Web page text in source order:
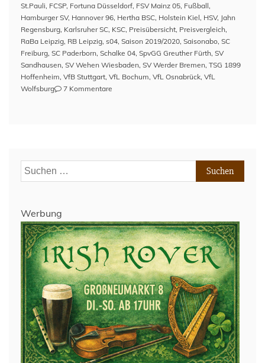
St.Pauli, FCSP, Fortuna Düsseldorf, FSV Mainz 05, Fußball,
Hamburger SV, Hannover 96, Hertha BSC, Holstein Kiel, HSV, Jahn
Regensburg, Karlsruher SC, KSC, Preisübersicht, Preisvergleich,
RaBa Leipzig, RB Leipzig, s04, Saison 2019/2020, Saisonabo, SC
Freiburg, SC Paderborn, Schalke 04, SpvGG Greuther Fürth, SV
Sandhausen, SV Wehen Wiesbaden, SV Werder Bremen, TSG 1899
Hoffenheim, VfB Stuttgart, VfL Bochum, VfL Osnabrück, VfL
Wolfsburg
7 Kommentare
2019/2020
Suchen
nach:
Werbung